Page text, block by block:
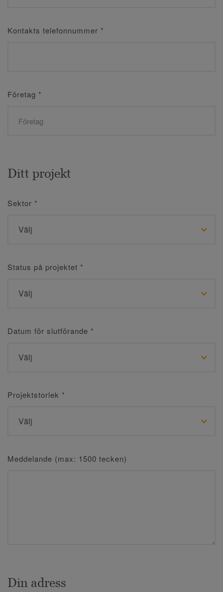
Kontakts telefonnummer *
Företag *
Ditt projekt
Sektor *
Status på projektet *
Datum för slutförande *
Projektstorlek *
Meddelande (max: 1500 tecken)
Din adress